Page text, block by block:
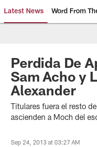
Latest News Word From
Arizona
Perdida De
Sam Acho y
Alexander
Titulares fuera el resto
ascienden a Moch del
Sep 24, 2013 at 03:27 AM